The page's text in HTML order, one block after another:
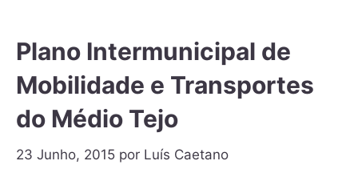
Plano Intermunicipal de
Mobilidade e Transportes
do Médio Tejo
23 Junho, 2015 por Luís Caetano